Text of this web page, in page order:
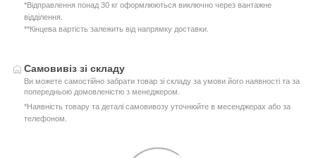
*Відправлення понад 30 кг оформлюються виключно через вантажне
відділення.
**Кінцева вартість залежить від напрямку доставки.
Самовивіз зі складу
Ви можете самостійно забрати товар зі складу за умови його наявності та за
попередньою домовленістю з менеджером.
*Наявність товару та деталі самовивозу уточнюйте в месенджерах або за
телефоном.